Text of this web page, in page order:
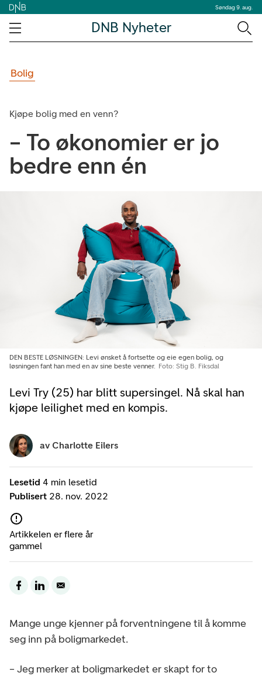
Søndag 9. aug.
DNB Nyheter
Bolig
Kjøpe bolig med en venn?
– To økonomier er jo
bedre enn én
Levi Try (25) har blitt supersingel. Nå skal han
kjøpe leilighet med en kompis.
DEN BESTE LØSNINGEN: Levi ønsket å fortsette og eie egen bolig, og
løsningen fant han med en av sine beste venner. Foto: Stig B. Fiksdal
Lesetid 4 min lesetid
Publisert 28. nov. 2022
Artikkelen er flere år
gammel
av Charlotte Eilers
Mange unge kjenner på forventningene til å komme
seg inn på boligmarkedet.
– Jeg merker at boligmarkedet er skapt for to